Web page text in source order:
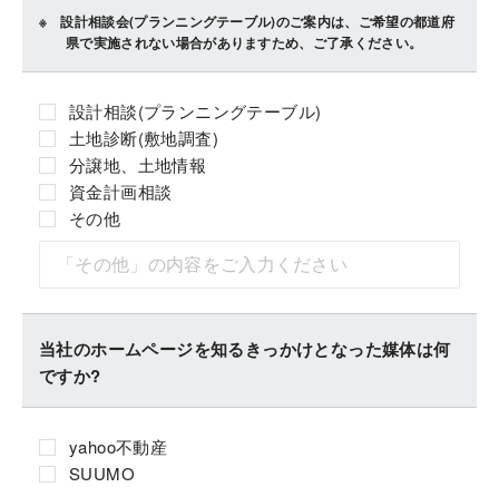
設計相談会(プランニングテーブル)のご案内は、ご希望の都道府
県で実施されない場合がありますため、ご了承ください。
設計相談(プランニングテーブル)
土地診断(敷地調査)
分譲地、土地情報
資金計画相談
その他
当社のホームページを知るきっかけとなった媒体は何
ですか?
yahoo不動産
SUUMO